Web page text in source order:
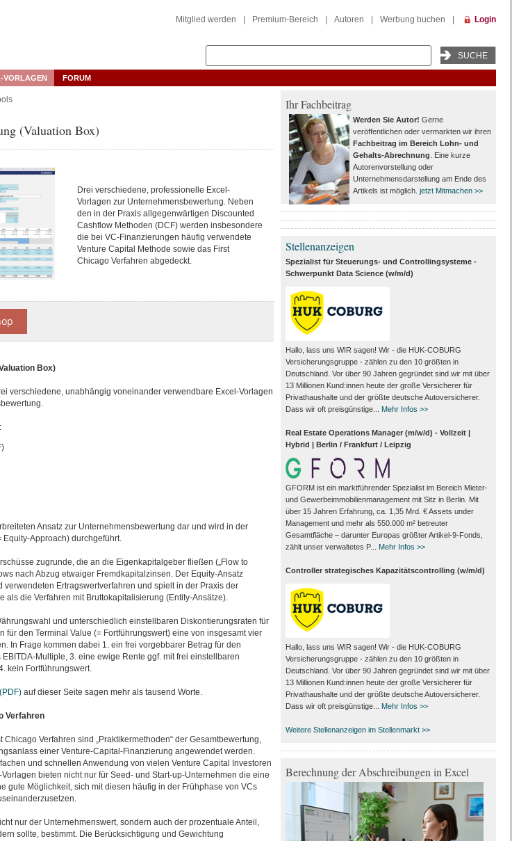
Mitglied werden Premium-Bereich Autoren Werbung buchen Login
VORLAGEN FORUM
(Valuation Box)
Drei verschiedene, professionelle Excel-
Vorlagen zur Unternehmensbewertung. Neben
den in der Praxis allgegenwärtigen Discounted
Cashflow Methoden (DCF) werden insbesondere
die bei VC-Finanzierungen häufig verwendete
Venture Capital Methode sowie das First
Chicago Verfahren abgedeckt.
Box)
verschiedene, unabhängig voneinander verwendbare Excel-Vorlagen
Ansatz zur Unternehmensbewertung dar und wird in der
Approach) durchgeführt.
zugrunde, die an die Eigenkapitalgeber fließen („Flow to
nach Abzug etwaiger Fremdkapitalzinsen. Der Equity-Ansatz
Ertragswertverfahren und spielt in der Praxis der
die Verfahren mit Bruttokapitalisierung (Entity-Ansätze).
und unterschiedlich einstellbaren Diskontierungsraten für
für den Terminal Value (= Fortführungswert) eine von insgesamt vier
In Frage kommen dabei 1. ein frei vorgebbarer Betrag für den
Multiple, 3. eine ewige Rente ggf. mit frei einstellbaren
kein Fortführungswert.
auf dieser Seite sagen mehr als tausend Worte.
Verfahren
Verfahren sind „Praktikermethoden“ der Gesamtbewertung,
einer Venture-Capital-Finanzierung angewendet werden.
und schnellen Anwendung von vielen Venture Capital Investoren
bieten nicht nur für Seed- und Start-up-Unternehmen die eine
gute Möglichkeit, sich mit diesen häufig in der Frühphase von VCs
nur der Unternehmenswert, sondern auch der prozentuale Anteil,
sollte, bestimmt. Die Berücksichtigung und Gewichtung
Ihr Fachbeitrag
Werden Sie Autor! Gerne
veröffentlichen oder vermarkten wir ihren
Fachbeitrag im Bereich Lohn- und
Gehalts-Abrechnung . Eine kurze
Autorenvorstellung oder
Unternehmensdarstellung am Ende des
Artikels ist möglich. jetzt Mitmachen >>
Stellenanzeigen
Spezialist für Steuerungs- und Controllingsysteme -
Schwerpunkt Data Science (w/m/d)
Hallo, lass uns WIR sagen! Wir - die HUK-COBURG
Versicherungsgruppe - zählen zu den 10 größten in
Deutschland. Vor über 90 Jahren gegründet sind wir mit über
13 Millionen Kund:innen heute der große Versicherer für
Privathaushalte und der größte deutsche Autoversicherer.
Dass wir oft preisgünstige...
Mehr Infos >>
Real Estate Operations Manager (m/w/d) - Vollzeit |
Hybrid | Berlin / Frankfurt / Leipzig
GFORM ist ein marktführender Spezialist im Bereich Mieter-
und Gewerbeimmobilienmanagement mit Sitz in Berlin. Mit
über 15 Jahren Erfahrung, ca. 1,35 Mrd. € Assets under
Management und mehr als 550.000 m² betreuter
Gesamtfläche – darunter Europas größter Artikel-9-Fonds,
zählt unser verwaltetes P...
Mehr Infos >>
Controller strategisches Kapazitätscontrolling (w/m/d)
Hallo, lass uns WIR sagen! Wir - die HUK-COBURG
Versicherungsgruppe - zählen zu den 10 größten in
Deutschland. Vor über 90 Jahren gegründet sind wir mit über
13 Millionen Kund:innen heute der große Versicherer für
Privathaushalte und der größte deutsche Autoversicherer.
Dass wir oft preisgünstige...
Mehr Infos >>
Weitere Stellenanzeigen im Stellenmarkt >>
Berechnung der Abschreibungen in Excel